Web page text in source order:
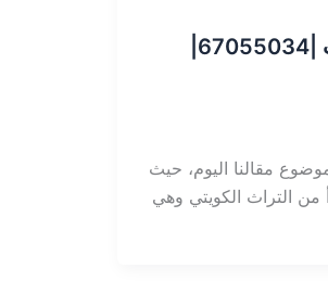
مقالنا اليوم، حيث
من التراث الكويتي وهي